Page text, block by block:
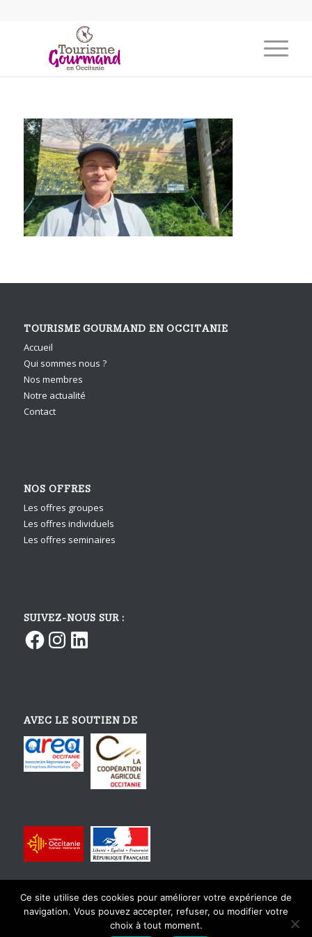
TOURISME GOURMAND EN OCCITANIE
Accueil
Qui sommes nous ?
Nos membres
Notre actualité
Contact
NOS OFFRES
Les offres groupes
Les offres individuels
Les offres seminaires
SUIVEZ-NOUS SUR :
FacebookInstagram
LinkedIn
AVEC LE SOUTIEN DE
Ce site utilise des cookies pour améliorer votre expérience de
navigation. Vous pouvez accepter, refuser, ou modifier votre
choix à tout moment.